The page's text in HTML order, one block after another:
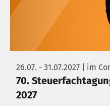
26.07. - 31.07.2027 | im
70.
2027